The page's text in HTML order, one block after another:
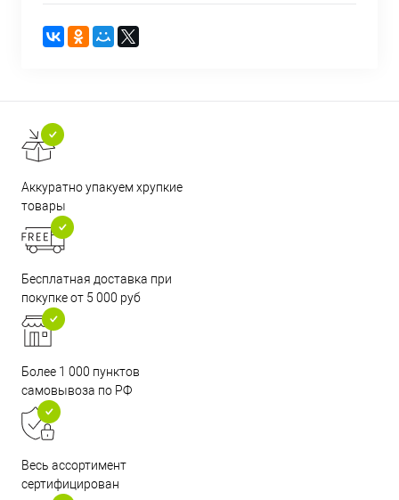
Аккуратно упакуем хрупкие
товары
Бесплатная доставка при
покупке от 5 000 руб
Более 1 000 пунктов
самовывоза по РФ
Весь ассортимент
сертифицирован